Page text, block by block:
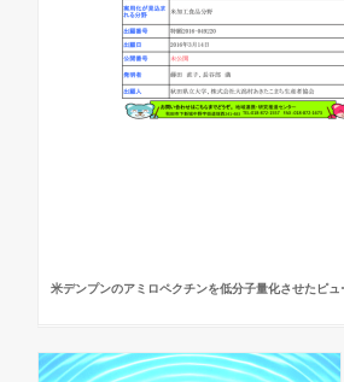
米デンプンのアミロペクチンを低分子量化させたピ